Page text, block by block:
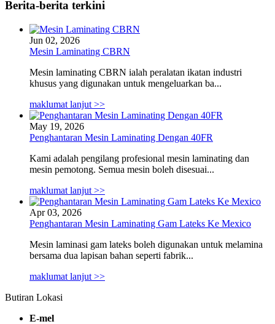
Berita-berita terkini
Jun 02, 2026
Mesin Laminating CBRN
Mesin laminating CBRN ialah peralatan ikatan industri
khusus yang digunakan untuk mengeluarkan ba...
maklumat lanjut >>
May 19, 2026
Penghantaran Mesin Laminating Dengan 40FR
Kami adalah pengilang profesional mesin laminating dan
mesin pemotong. Semua mesin boleh disesuai...
maklumat lanjut >>
Apr 03, 2026
Penghantaran Mesin Laminating Gam Lateks Ke Mexico
Mesin laminasi gam lateks boleh digunakan untuk melamina
bersama dua lapisan bahan seperti fabrik...
maklumat lanjut >>
Butiran Lokasi
E-mel